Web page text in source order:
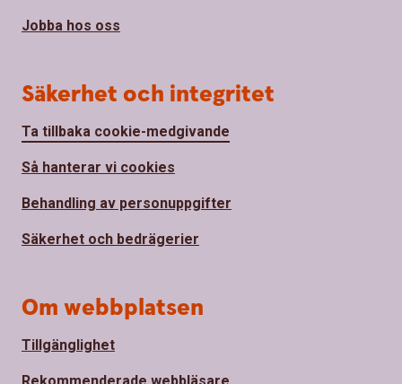
Jobba hos oss
Säkerhet och integritet
Ta tillbaka cookie-medgivande
Så hanterar vi cookies
Behandling av personuppgifter
Säkerhet och bedrägerier
Om webbplatsen
Tillgänglighet